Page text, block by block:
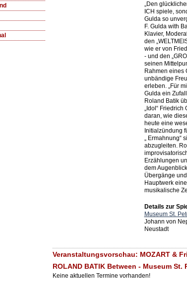
„Den
ICH spiele,
Gulda so
F. Gulda with
Klavier,
den
wie er von
- und den
seinen
Rahmen eines
unbändige
erleben. „Für
Gulda ein
Roland Batik
„Idol“ Friedrich
daran, wie
heute eine
Initialzündung
„ Ermahnung“
abzugleiten.
Erzählungen
dem
Übergänge
Hauptwerk
musikalische
Details zur
Museum St.
Johann von
Neustadt
Veranstaltungsvorschau: MOZART &
ROLAND BATIK Between - Museum St.
Keine aktuellen Termine vorhanden!